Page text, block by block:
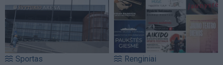
Sportas Renginiai